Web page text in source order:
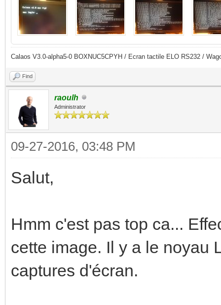
Calaos V3.0-alpha5-0 BOXNUC5CPYH / Ecran tactile ELO RS232 /
Find
raoulh
Administrator
09-27-2016, 03:48 PM
Salut,
Hmm c'est pas top ca...
cette image. Il y a le noyau
captures d'écran.